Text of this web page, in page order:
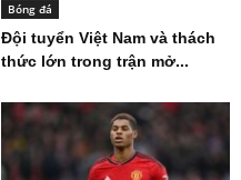
Bóng đá
Đội tuyển Việt Nam và thách
thức lớn trong trận mở...